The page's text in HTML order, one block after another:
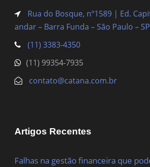
Rua do Bosque, nº1589 | Ed.
andar – Barra Funda – São Paulo – SP
(11) 3383-4350
(11) 99354-7935
contato@catana.com.br
Artigos Recentes
Falhas na gestão financeira que